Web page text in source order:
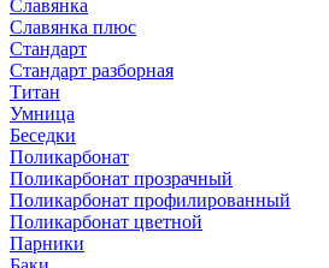
Славянка
Славянка плюс
Стандарт
Стандарт разборная
Титан
Умница
Беседки
Поликарбонат
Поликарбонат прозрачный
Поликарбонат профилированный
Поликарбонат цветной
Парники